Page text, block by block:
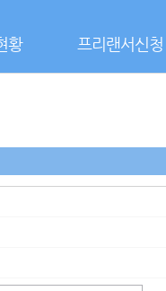
황 프리랜서신청